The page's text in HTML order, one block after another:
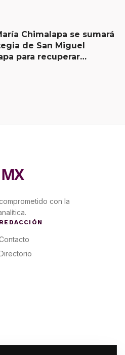
Chimalapa se sumará
de San Miguel
para recuperar
con la
REDACCIÓN